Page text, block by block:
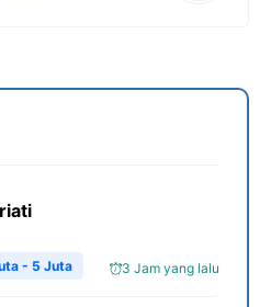
3 Jam yang lalu
- 5 Juta